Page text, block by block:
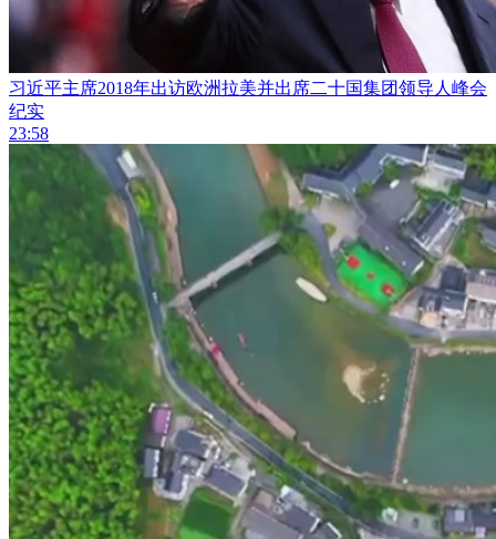
习近平主席2018年出访欧洲拉美并出席二十国集团领导人峰会
纪实
23:58